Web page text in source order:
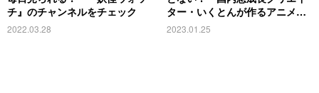
チ』のチャンネルをチェック
2022.03.28
ター・いくとんが作るアニメが
大人気
2023.01.25